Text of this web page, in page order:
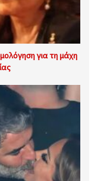
για τη μάχη